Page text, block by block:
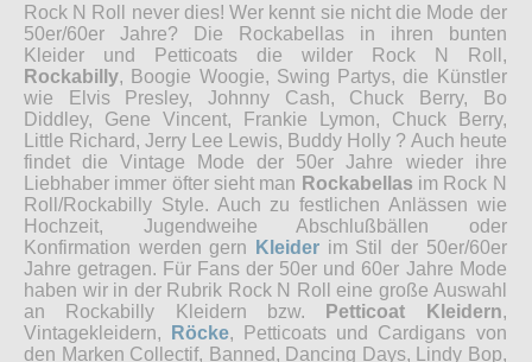
Rock N Roll never dies! Wer kennt sie nicht die Mode der
50er/60er Jahre? Die Rockabellas in ihren bunten
Kleider und Petticoats die wilder Rock N Roll,
Rockabilly, Boogie Woogie, Swing Partys, die Künstler
wie Elvis Presley, Johnny Cash, Chuck Berry, Bo
Diddley, Gene Vincent, Frankie Lymon, Chuck Berry,
Little Richard, Jerry Lee Lewis, Buddy Holly ? Auch heute
findet die Vintage Mode der 50er Jahre wieder ihre
Liebhaber immer öfter sieht man Rockabellas im Rock N
Roll/Rockabilly Style. Auch zu festlichen Anlässen wie
Hochzeit, Jugendweihe Abschlußbällen oder
Konfirmation werden gern
Kleiderim Stil der 50er/60er
Jahre getragen. Für Fans der 50er und 60er Jahre Mode
haben wir in der Rubrik Rock N Roll eine große Auswahl
an Rockabilly Kleidern bzw.
Petticoat Kleidern,
Vintagekleidern,
Röcke, Petticoats und Cardigans von
den Marken Collectif, Banned, Dancing Days, Lindy Bop,